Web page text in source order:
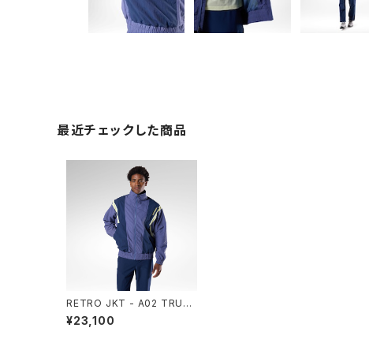
最近チェックした商品
RETRO JKT - A02 TRUE
NIGHT BLUE
¥23,100